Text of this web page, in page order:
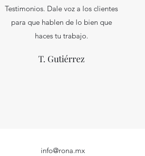
Testimonios. Dale voz a los clientes
para que hablen de lo bien que
haces tu trabajo.
T. Gutiérrez
info@rona.mx